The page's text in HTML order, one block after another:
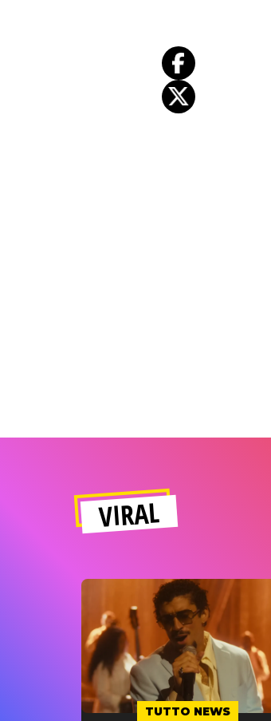
VIRAL
TUTTO NEWS